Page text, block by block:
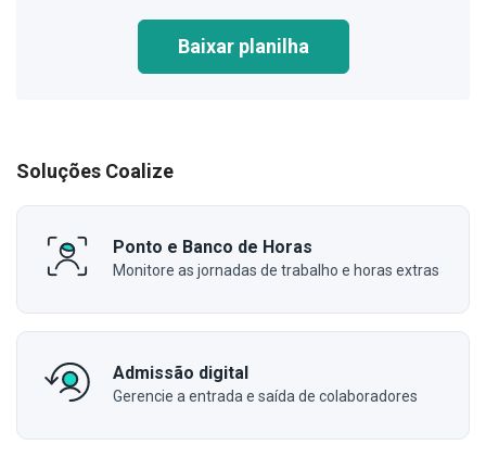
Baixar planilha
Soluções Coalize
Ponto e Banco de Horas
Monitore as jornadas de trabalho e horas extras
Admissão digital
Gerencie a entrada e saída de colaboradores